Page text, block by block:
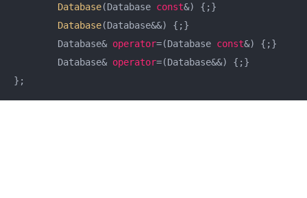
Database(Database const&) {;}
Database(Database&&) {;}
	Database&
operator=(Database const&) {;}
	Database&
operator=(Database&&) {;}